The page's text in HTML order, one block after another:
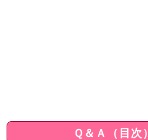
Ｑ＆Ａ（目次）